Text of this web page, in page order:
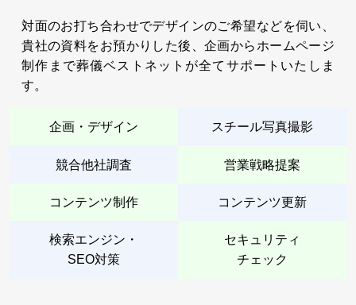
対面のお打ち合わせでデザインのご希望などを伺い、
貴社の資料をお預かりした後、企画からホームページ
制作まで葬儀ベストネットが全てサポートいたしま
す。
企画・デザイン スチール写真撮影
競合他社調査 営業戦略提案
コンテンツ制作 コンテンツ更新
検索エンジン・
SEO対策
セキュリティ
チェック